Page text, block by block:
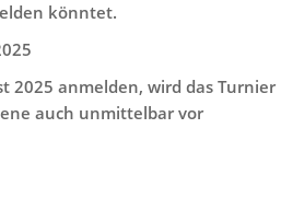
könntet.
2025 anmelden, wird das Turnier
auch unmittelbar vor